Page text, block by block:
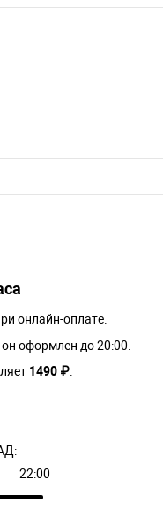
онлайн-оплате.
оформлен до 20:00.
1490 ₽
22:00